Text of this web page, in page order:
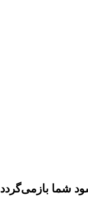
شما بازمی‌گردد